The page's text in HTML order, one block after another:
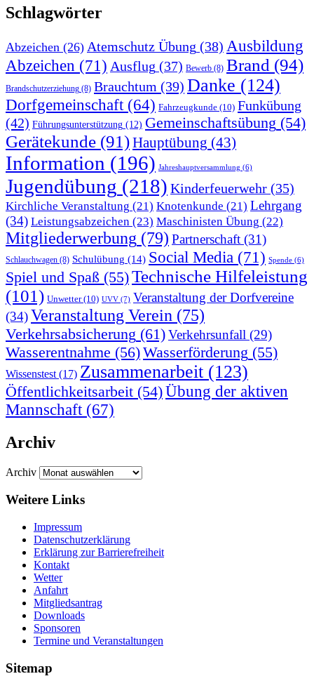
Schlagwörter
Abzeichen (26) Atemschutz Übung (38) Ausbildung
Abzeichen (71) Ausflug (37) Bewerb (8) Brand (94)
Brandschutzerziehung (8) Brauchtum (39) Danke (124)
Dorfgemeinschaft (64) Fahrzeugkunde (10) Funkübung
(42) Führungsunterstützung (12) Gemeinschaftsübung (54)
Gerätekunde (91)Hauptübung (43)
Information (196) Jahreshauptversammlung (6)
Jugendübung (218) Kinderfeuerwehr (35)
Kirchliche Veranstaltung (21) Knotenkunde (21) Lehrgang
(34) Leistungsabzeichen (23) Maschinisten Übung (22)
Mitgliederwerbung (79) Partnerschaft (31)
Schlauchwagen (8) Schulübung (14) Social Media (71) Spende (6)
Spiel und Spaß (55)Technische Hilfeleistung
(101) Unwetter(10) UVV (7) Veranstaltung der Dorfvereine
(34)Veranstaltung Verein (75)
Verkehrsabsicherung (61)Verkehrsunfall (29)
Wasserentnahme (56)Wasserförderung (55)
Wissenstest (17) Zusammenarbeit (123)
Öffentlichkeitsarbeit (54)Übung der aktiven
Mannschaft (67)
Archiv
Archiv
Weitere Links
Impressum
Datenschutzerklärung
Erklärung zur Barriere­frei­heit
Kontakt
Wetter
Anfahrt
Mitgliedsantrag
Downloads
Sponsoren
Termine und Veranstaltungen
Sitemap